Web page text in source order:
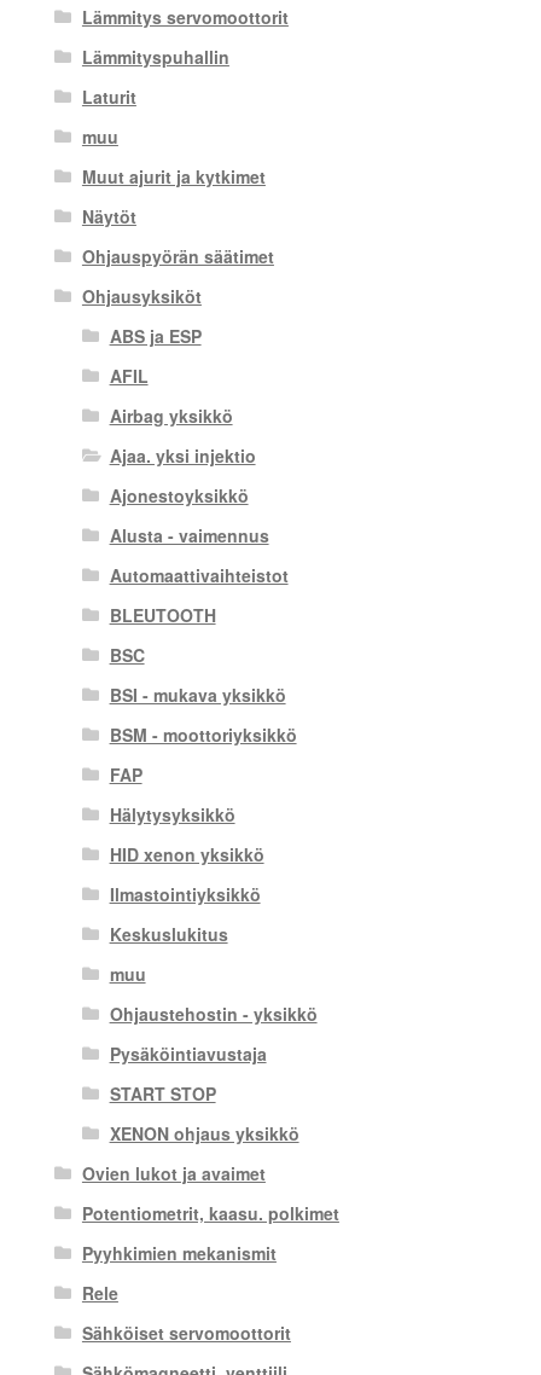
Lämmitys servomoottorit
Lämmityspuhallin
Laturit
muu
Muut ajurit ja kytkimet
Näytöt
Ohjauspyörän säätimet
Ohjausyksiköt
ABS ja ESP
AFIL
Airbag yksikkö
Ajaa. yksi injektio
Ajonestoyksikkö
Alusta - vaimennus
Automaattivaihteistot
BLEUTOOTH
BSC
BSI - mukava yksikkö
BSM - moottoriyksikkö
FAP
Hälytysyksikkö
HID xenon yksikkö
Ilmastointiyksikkö
Keskuslukitus
muu
Ohjaustehostin - yksikkö
Pysäköintiavustaja
START STOP
XENON ohjaus yksikkö
Ovien lukot ja avaimet
Potentiometrit, kaasu. polkimet
Pyyhkimien mekanismit
Rele
Sähköiset servomoottorit